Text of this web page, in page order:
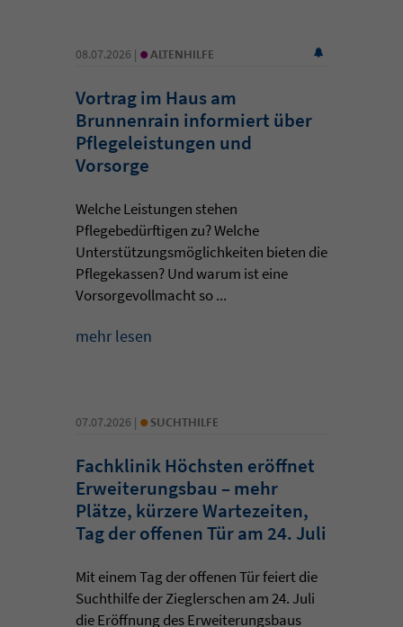
08.07.2026 | • ALTENHILFE
Vortrag im Haus am
Brunnenrain informiert über
Pflegeleistungen und
Vorsorge
Welche Leistungen stehen
Pflegebedürftigen zu? Welche
Unterstützungsmöglichkeiten bieten die
Pflegekassen? Und warum ist eine
Vorsorgevollmacht so ...
mehr lesen
07.07.2026 | • SUCHTHILFE
Fachklinik Höchsten eröffnet
Erweiterungsbau – mehr
Plätze, kürzere Wartezeiten,
Tag der offenen Tür am 24. Juli
Mit einem Tag der offenen Tür feiert die
Suchthilfe der Zieglerschen am 24. Juli
die Eröffnung des Erweiterungsbaus